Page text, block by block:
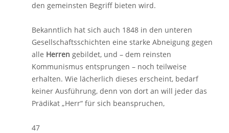
den gemeinsten Begriff bieten wird.
Bekanntlich hat sich auch 1848 in den unteren
Gesellschaftsschichten eine starke Abneigung gegen
alle Herren gebildet, und – dem reinsten
Kommunismus entsprungen – noch teilweise
erhalten. Wie lächerlich dieses erscheint, bedarf
keiner Ausführung, denn von dort an will jeder das
Prädikat „Herr“ für sich beanspruchen,
47